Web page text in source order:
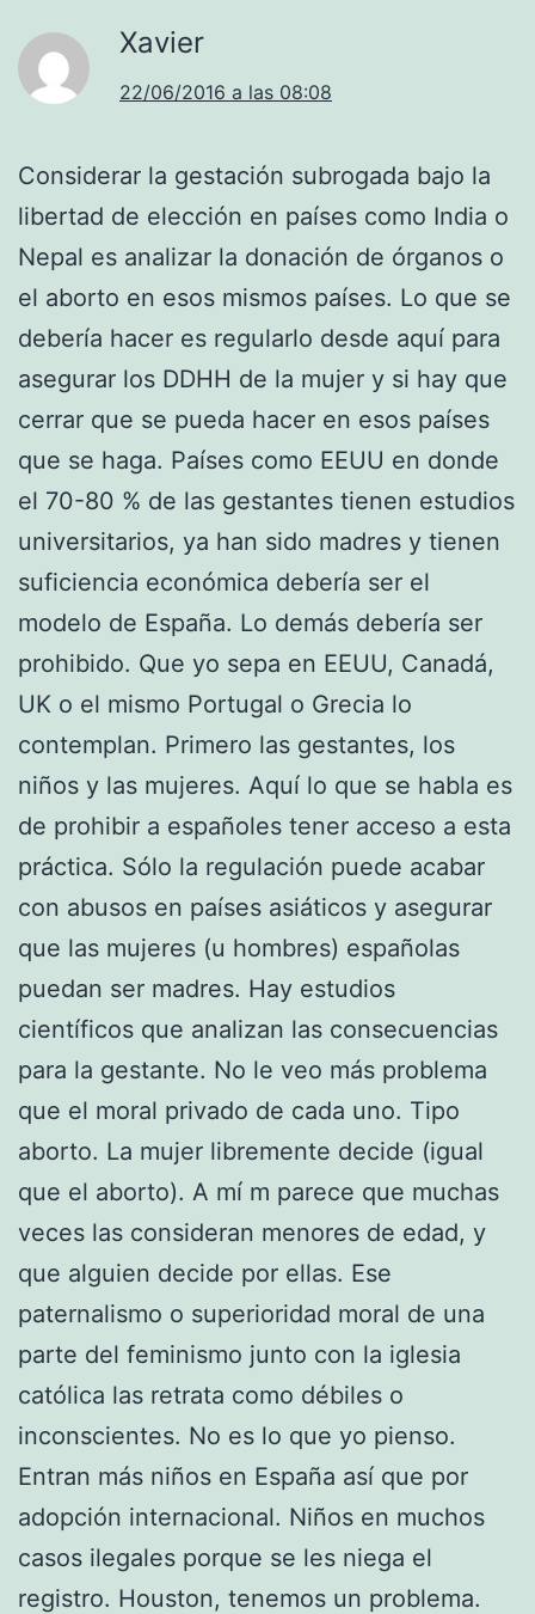
Xavier
22/06/2016 a las 08:08
Considerar la gestación subrogada bajo la
libertad de elección en países como India o
Nepal es analizar la donación de órganos o
el aborto en esos mismos países. Lo que se
debería hacer es regularlo desde aquí para
asegurar los DDHH de la mujer y si hay que
cerrar que se pueda hacer en esos países
que se haga. Países como EEUU en donde
el 70-80 % de las gestantes tienen estudios
universitarios, ya han sido madres y tienen
suficiencia económica debería ser el
modelo de España. Lo demás debería ser
prohibido. Que yo sepa en EEUU, Canadá,
UK o el mismo Portugal o Grecia lo
contemplan. Primero las gestantes, los
niños y las mujeres. Aquí lo que se habla es
de prohibir a españoles tener acceso a esta
práctica. Sólo la regulación puede acabar
con abusos en países asiáticos y asegurar
que las mujeres (u hombres) españolas
puedan ser madres. Hay estudios
científicos que analizan las consecuencias
para la gestante. No le veo más problema
que el moral privado de cada uno. Tipo
aborto. La mujer libremente decide (igual
que el aborto). A mí m parece que muchas
veces las consideran menores de edad, y
que alguien decide por ellas. Ese
paternalismo o superioridad moral de una
parte del feminismo junto con la iglesia
católica las retrata como débiles o
inconscientes. No es lo que yo pienso.
Entran más niños en España así que por
adopción internacional. Niños en muchos
casos ilegales porque se les niega el
registro. Houston, tenemos un problema.